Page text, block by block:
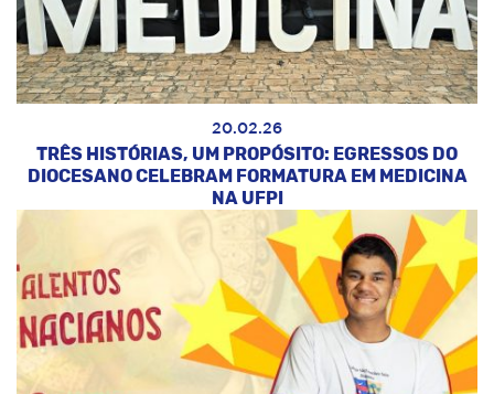
20.02.26
TRÊS HISTÓRIAS, UM PROPÓSITO: EGRESSOS DO
DIOCESANO CELEBRAM FORMATURA EM MEDICINA
NA UFPI